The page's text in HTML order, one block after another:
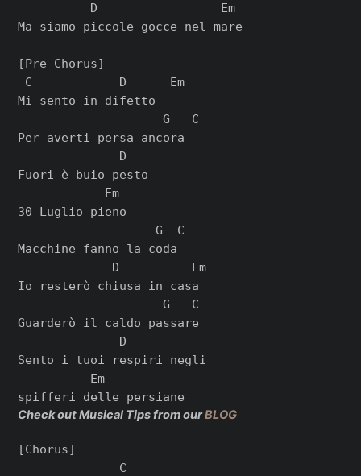
          D                 Em
Ma siamo piccole gocce nel mare
[Pre-Chorus]
C            D      Em
Mi sento in difetto
                    G   C
Per averti persa ancora
              D
Fuori è buio pesto
            Em
30 Luglio pieno
                   G  C
Macchine fanno la coda
             D          Em
Io resterò chiusa in casa
                    G   C
Guarderò il caldo passare
              D
Sento i tuoi respiri negli
          Em
Check out Musical Tips from ourBLOG
[Chorus]
              C